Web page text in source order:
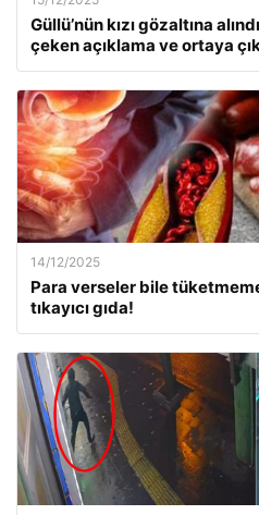
Güllü’nün kızı gözaltına
çeken açıklama ve ortaya
14/12/2025
Para verseler bile
tıkayıcı gıda!